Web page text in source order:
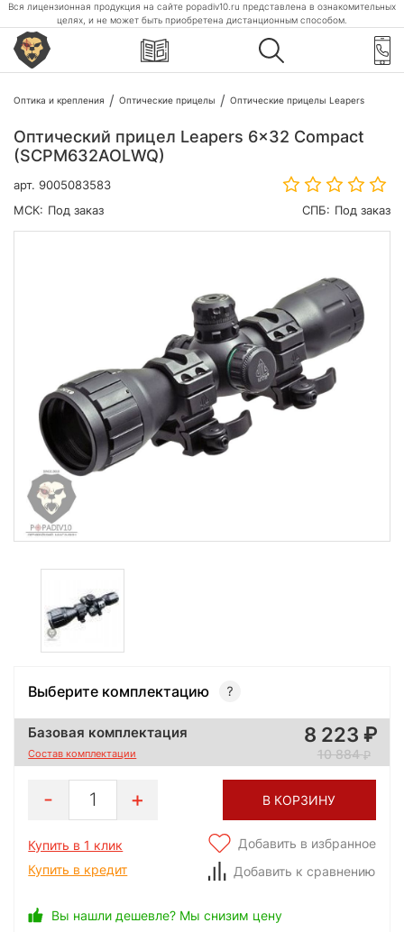
Вся лицензионная продукция на сайте popadiv10.ru представлена в ознакомительных
целях, и не может быть приобретена дистанционным способом.
Оптика и крепления Оптические прицелы Оптические прицелы Leapers
Оптический прицел Leapers 6x32 Compact
(SCPM632AOLWQ)
арт. 9005083583
МСК: Под заказ СПБ: Под заказ
Выберите комплектацию
Базовая комплектация
Состав комплектации
8 223
10 884
1 В КОРЗИНУ
Купить в 1 клик
Купить в кредит
Добавить в избранное
Добавить к сравнению
Вы нашли дешевле? Мы снизим цену